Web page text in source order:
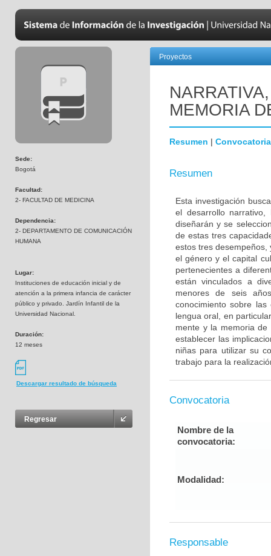
Sede:
Bogotá
Facultad:
2- FACULTAD DE MEDICINA
Dependencia:
2- DEPARTAMENTO DE COMUNICACIÓN
HUMANA
Lugar:
Instituciones de educación inicial y de
atención a la primera infancia de carácter
público y privado. Jardín Infantil de la
Universidad Nacional.
Duración:
12 meses
Descargar resultado de búsqueda
Regresar
Proyectos
MEMORIA
Resumen | Convocatoria
Resumen
Esta investigación
el desarrollo
diseñarán y se
de estas tres
estos tres
el género y el capital
pertenecientes a
están vinculados a
menores de seis
conocimiento sobre
lengua oral, en
mente y la memoria
establecer las
niñas para utilizar su
trabajo para la
Convocatoria
Nombre de la
convocatoria:
Modalidad:
Responsable